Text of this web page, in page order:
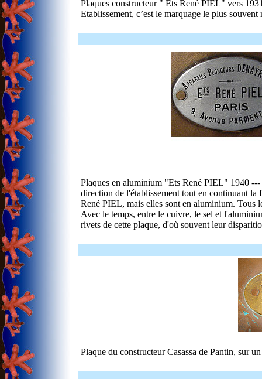
Plaques constructeur " Ets René PIEL" vers
Etablissement, c’est le marquage le plus souvent
Plaques en aluminium "Ets René PIEL" 1940
direction de l'établissement tout en continuant la
René PIEL, mais elles sont en aluminium. Tous
Avec le temps, entre le cuivre, le sel et
rivets de cette plaque, d'où souvent leur
Plaque du constructeur Casassa de Pantin, sur